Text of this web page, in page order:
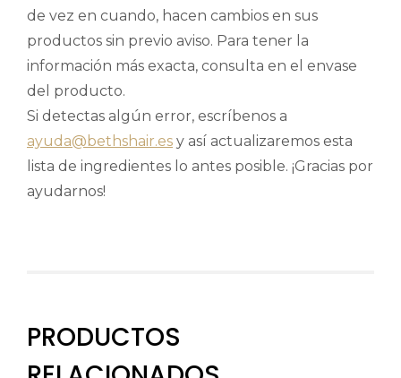
de vez en cuando, hacen cambios en sus
productos sin previo aviso. Para tener la
información más exacta, consulta en el envase
del producto.
Si detectas algún error, escríbenos a
ayuda@bethshair.es y así actualizaremos esta
lista de ingredientes lo antes posible. ¡Gracias por
ayudarnos!
PRODUCTOS